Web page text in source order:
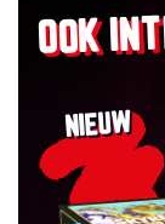
OOK
NIEUW